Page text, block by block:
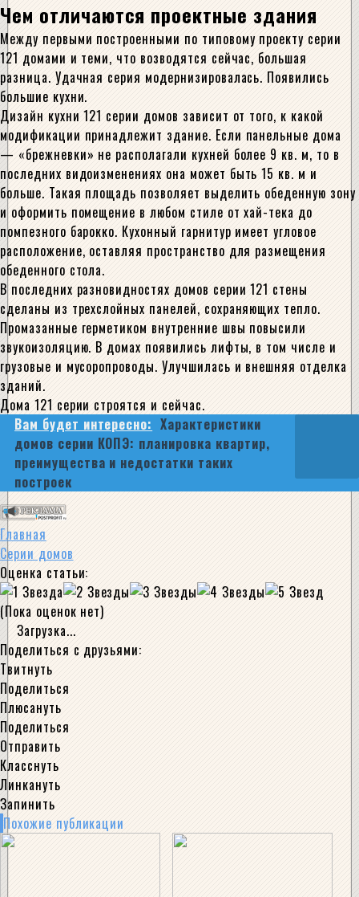
Чем отличаются проектные здания
Между первыми построенными по типовому проекту серии
121 домами и теми, что возводятся сейчас, большая
разница. Удачная серия модернизировалась. Появились
большие кухни.
Дизайн кухни 121 серии домов зависит от того, к какой
модификации принадлежит здание. Если панельные дома
— «брежневки» не располагали кухней более 9 кв. м, то в
последних видоизменениях она может быть 15 кв. м и
больше. Такая площадь позволяет выделить обеденную зону
и оформить помещение в любом стиле от хай-тека до
помпезного барокко. Кухонный гарнитур имеет угловое
расположение, оставляя пространство для размещения
обеденного стола.
В последних разновидностях домов серии 121 стены
сделаны из трехслойных панелей, сохраняющих тепло.
Промазанные герметиком внутренние швы повысили
звукоизоляцию. В домах появились лифты, в том числе и
грузовые и мусоропроводы. Улучшилась и внешняя отделка
зданий.
Дома 121 серии строятся и сейчас.
Вам будет интересно: Характеристики
домов серии КОПЭ: планировка квартир,
преимущества и недостатки таких
построек
Главная
Серии домов
Оценка статьи:
(Пока оценок нет)
Загрузка...
Поделиться с друзьями:
Твитнуть
Поделиться
Плюсануть
Поделиться
Отправить
Класснуть
Линкануть
Запинить
Похожие публикации